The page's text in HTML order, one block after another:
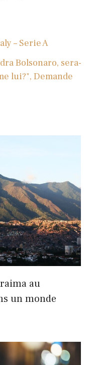
– Serie A
Bolsonaro, sera-
lui?", Demande
au
un monde